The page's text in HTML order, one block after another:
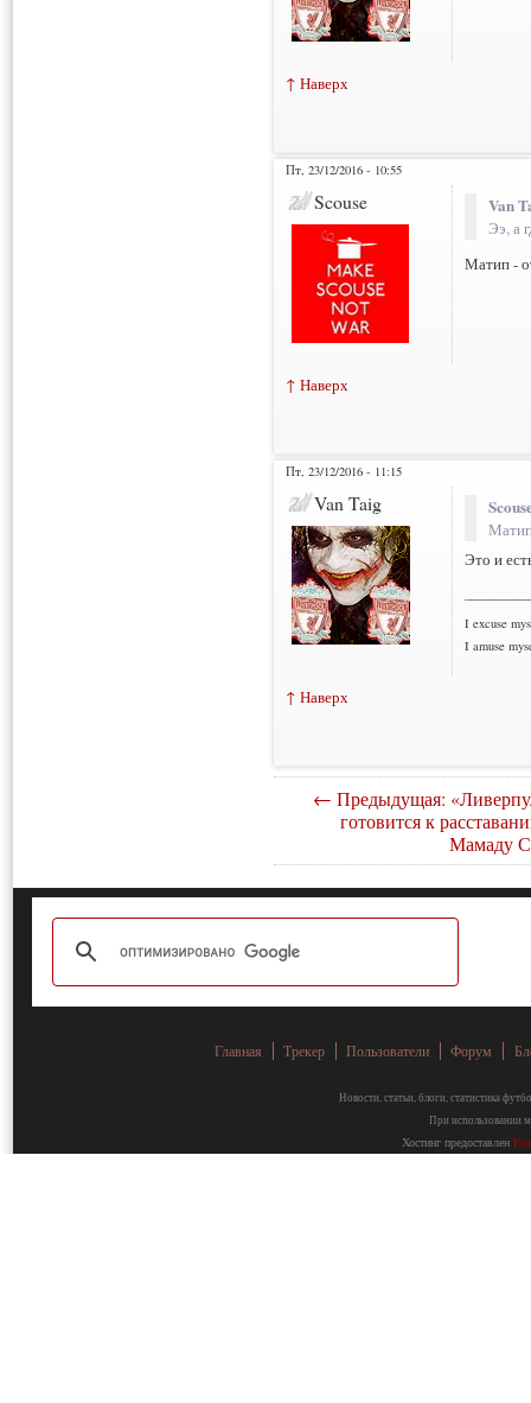
↑ Наверх
Пт, 23/12/2016 - 10:55
Scouse Van
Ээ, а
Матип -
↑ Наверх
Пт, 23/12/2016 - 11:15
Van Taig
Это и
I excuse
I amuse
↑ Наверх
← Предыдущая:
готовится к
Мамаду
Главная Трекер Пользователи Форум
Новости, статьи, блоги, статистика
При использовании
Хостинг предоставлен